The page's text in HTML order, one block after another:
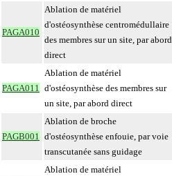
PAGA010
Ablation de matériel
d'ostéosynthèse centromédullaire
des membres sur un site, par abord
direct
PAGA011
Ablation de matériel
d'ostéosynthèse des membres sur
un site, par abord direct
PAGB001
Ablation de broche
d'ostéosynthèse enfouie, par voie
transcutanée sans guidage
Ablation de matériel